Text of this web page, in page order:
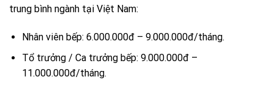
trung bình ngành tại Việt Nam:
Nhân viên bếp: 6.000.000đ – 9.000.000đ/tháng.
Tổ trưởng / Ca trưởng bếp: 9.000.000đ –
11.000.000đ/tháng.